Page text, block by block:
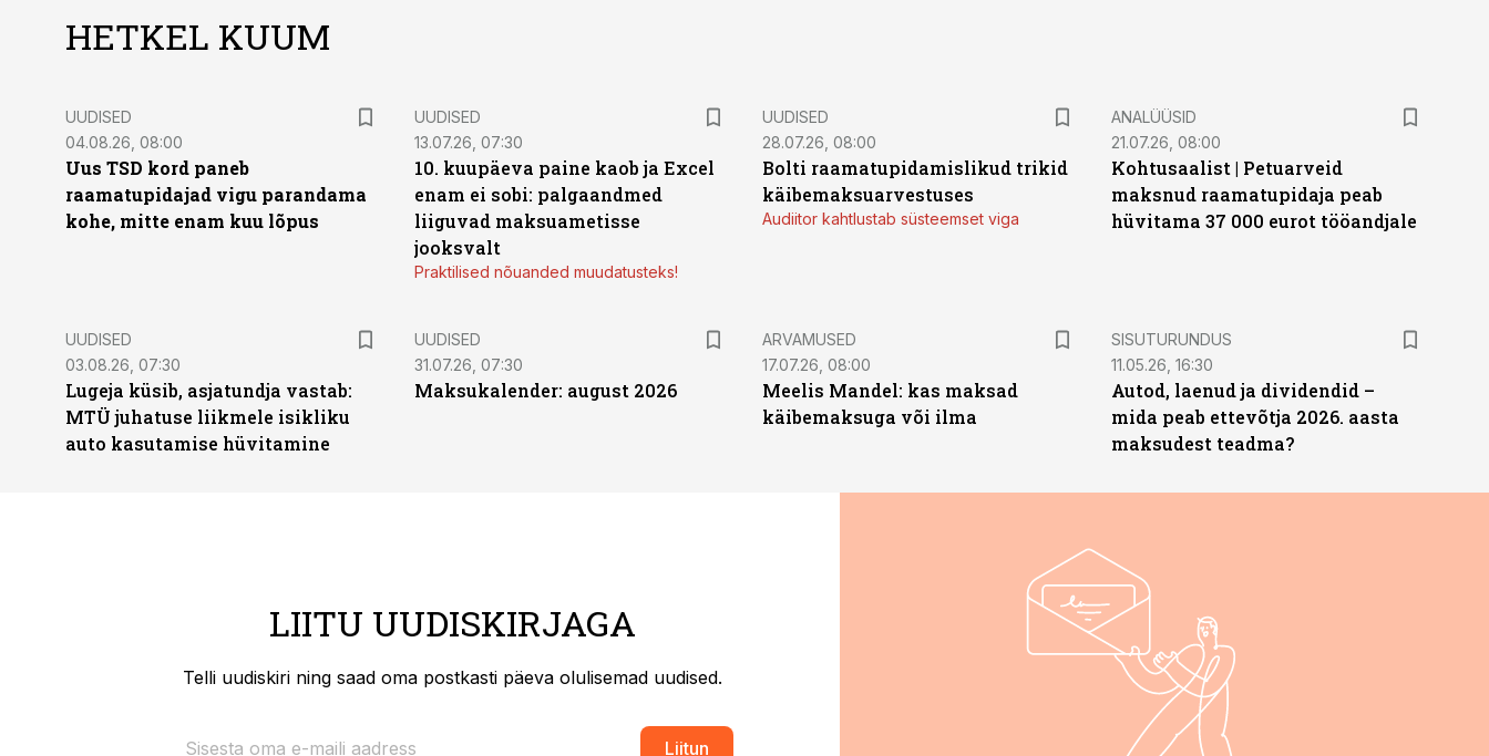
HETKEL KUUM
UUDISED
04.08.26, 08:00
Uus TSD kord paneb
raamatupidajad vigu parandama
kohe, mitte enam kuu lõpus
UUDISED
13.07.26, 07:30
10. kuupäeva paine kaob ja Excel
enam ei sobi: palgaandmed
liiguvad maksuametisse
jooksvalt
Praktilised nõuanded muudatusteks!
UUDISED
28.07.26, 08:00
Bolti raamatupidamislikud trikid
käibemaksuarvestuses
Audiitor kahtlustab süsteemset viga
ANALÜÜSID
21.07.26, 08:00
Kohtusaalist | Petuarveid
maksnud raamatupidaja peab
hüvitama 37 000 eurot tööandjale
UUDISED
03.08.26, 07:30
Lugeja küsib, asjatundja vastab:
MTÜ juhatuse liikmele isikliku
auto kasutamise hüvitamine
UUDISED
31.07.26, 07:30
Maksukalender: august 2026
ARVAMUSED
17.07.26, 08:00
Meelis Mandel: kas maksad
käibemaksuga või ilma
ST
SISUTURUNDUS
11.05.26, 16:30
Autod, laenud ja dividendid –
mida peab ettevõtja 2026. aasta
maksudest teadma?
LIITU UUDISKIRJAGA
Telli uudiskiri ning saad oma postkasti päeva olulisemad uudised.
Liitun